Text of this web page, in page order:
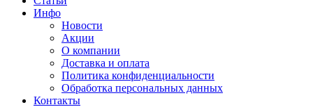
Инфо
Новости
Акции
О компании
Доставка и оплата
Политика конфиденциальности
Обработка персональных данных
Контакты